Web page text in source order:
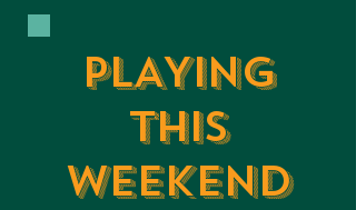
PLAYING
THIS
WEEKEND